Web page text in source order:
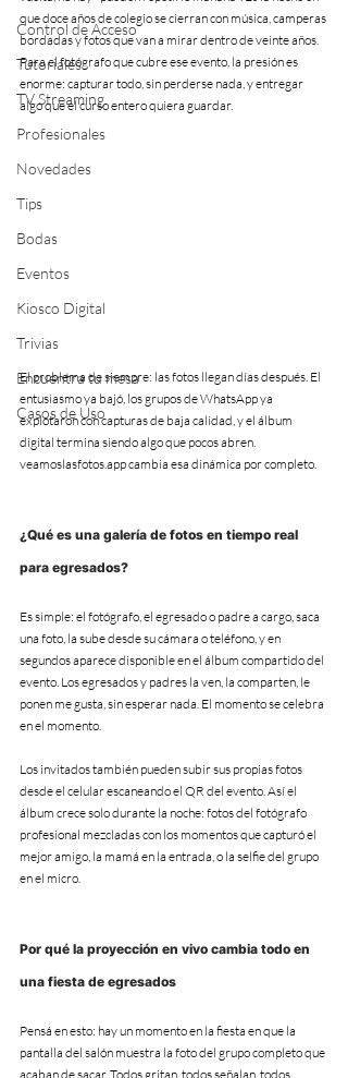
Control de Acceso
Tutoriales
TV Streaming
Profesionales
Novedades
Tips
Bodas
Eventos
Kiosco Digital
Trivias
Encuentra tu mesa
Casos de Uso
que doce años de colegio se cierran con música, camperas
bordadas y fotos que van a mirar dentro de veinte años.
Para el fotógrafo que cubre ese evento, la presión es
enorme: capturar todo, sin perderse nada, y entregar
algo que el curso entero quiera guardar.
El problema de siempre: las fotos llegan días después. El
entusiasmo ya bajó, los grupos de WhatsApp ya
explotaron con capturas de baja calidad, y el álbum
digital termina siendo algo que pocos abren.
veamoslasfotos.app cambia esa dinámica por completo.
¿Qué es una galería de fotos en tiempo real
para egresados?
Es simple: el fotógrafo, el egresado o padre a cargo, saca
una foto, la sube desde su cámara o teléfono, y en
segundos aparece disponible en el álbum compartido del
evento. Los egresados y padres la ven, la comparten, le
ponen me gusta, sin esperar nada. El momento se celebra
en el momento.
Los invitados también pueden subir sus propias fotos
desde el celular escaneando el QR del evento. Así el
álbum crece solo durante la noche: fotos del fotógrafo
profesional mezcladas con los momentos que capturó el
mejor amigo, la mamá en la entrada, o la selfie del grupo
en el micro.
Por qué la proyección en vivo cambia todo en
una fiesta de egresados
Pensá en esto: hay un momento en la fiesta en que la
pantalla del salón muestra la foto del grupo completo que
acaban de sacar. Todos gritan, todos señalan, todos